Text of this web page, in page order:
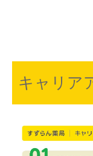
キャリア